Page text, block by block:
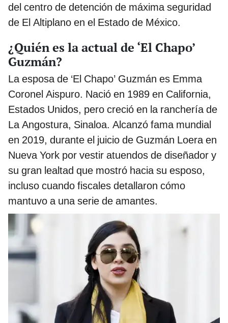
del centro de detención de máxima seguridad
de El Altiplano en el Estado de México.
¿Quién es la actual de ‘El Chapo’
Guzmán?
La esposa de ‘El Chapo’ Guzmán es Emma
Coronel Aispuro. Nació en 1989 en California,
Estados Unidos, pero creció en la ranchería de
La Angostura, Sinaloa. Alcanzó fama mundial
en 2019, durante el juicio de Guzmán Loera en
Nueva York por vestir atuendos de diseñador y
su gran lealtad que mostró hacia su esposo,
incluso cuando fiscales detallaron cómo
mantuvo a una serie de amantes.